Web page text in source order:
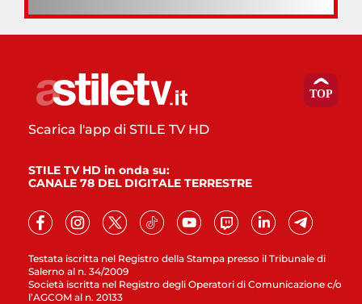
Testata iscritta nel Registro della Stampa presso il Tribunale di
Salerno al n. 34/2009
Società iscritta nel Registro degli Operatori di Comunicazione c/o
l’AGCOM al n. 20133
Scarica l'app di STILE TV HD
STILE TV HD in onda su:
CANALE 78 DEL DIGITALE TERRESTRE